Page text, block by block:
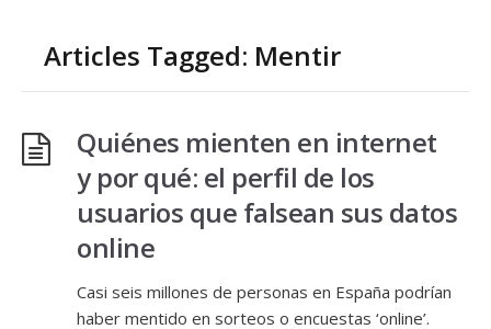
Articles Tagged: Mentir
Quiénes mienten en internet
y por qué: el perfil de los
usuarios que falsean sus datos
online
Casi seis millones de personas en España podrían
haber mentido en sorteos o encuestas ‘online’.